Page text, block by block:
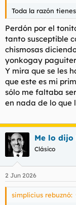
Toda la razón
Perdón por el
tanto susceptible
chismosas
yonkogay
Y mira que se les
que este es mi
sólo me faltaba
en nada de lo que
Me lo dijo
Clásico
2 Jun 2026
simplicius rebuznó: